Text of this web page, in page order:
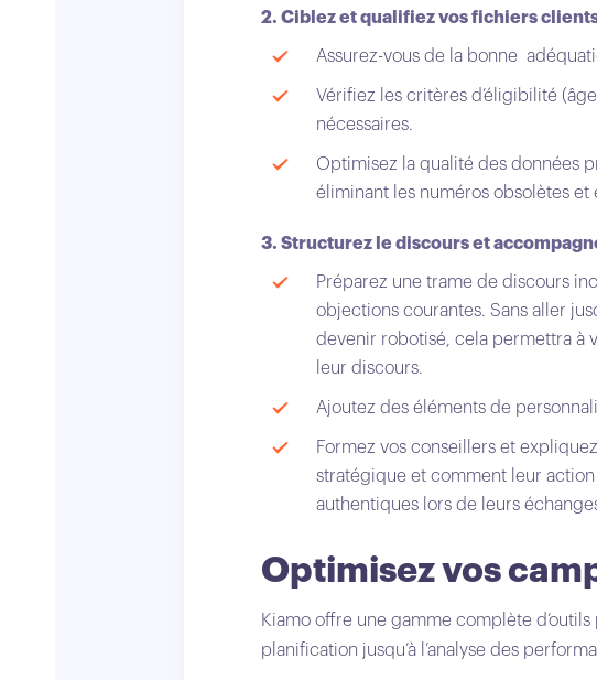
2. Ciblez et qualifiez vos fichiers
Assurez-vous de la bonne
Vérifiez les critères d’éligibilité
nécessaires.
Optimisez la qualité des données
éliminant les numéros obsolètes
3. Structurez le discours et
Préparez une trame de discours
objections courantes. Sans aller
devenir robotisé, cela permettra à
leur discours.
Ajoutez des éléments de
Formez vos conseillers et
stratégique et comment leur action
authentiques lors de leurs
Optimisez vos
Kiamo offre une gamme complète
planification jusqu’à l’analyse des